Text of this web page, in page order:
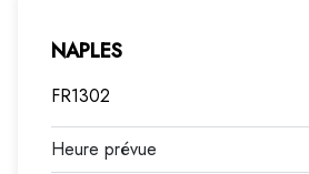
FR1302
NAPLES